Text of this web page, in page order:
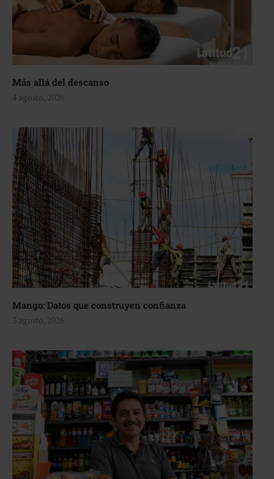
Más allá del descanso
4 agosto, 2026
Mango: Datos que construyen confianza
3 agosto, 2026